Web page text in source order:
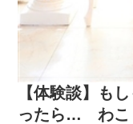
【体験談】も
ったら… わこ